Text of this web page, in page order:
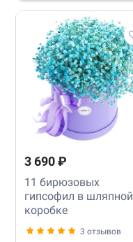
3 690 ₽
11 бирюзовых
гипсофил в шляпной
коробке
3 отзывов